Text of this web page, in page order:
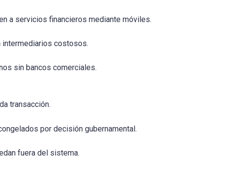
a servicios financieros mediante móviles.
intermediarios costosos.
sin bancos comerciales.
transacción.
por decisión gubernamental.
fuera del sistema.